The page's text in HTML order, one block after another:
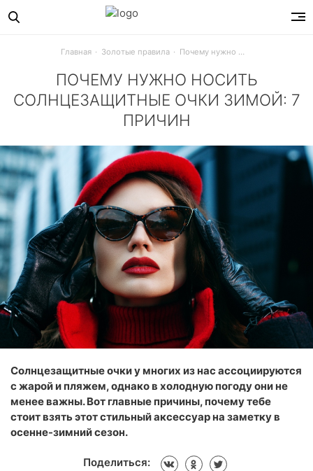
Главная Золотые правила
ПОЧЕМУ НУЖНО НОСИТЬ
СОЛНЦЕЗАЩИТНЫЕ ОЧКИ ЗИМОЙ: 7
ПРИЧИН
Солнцезащитные очки, вероятно, не первое, что
Солнцезащитные очки у многих из нас ассоциируются
с жарой и пляжем, однако в холодную погоду они не
менее важны. Вот главные причины, почему тебе
стоит взять этот стильный аксессуар на заметку в
осенне-зимний сезон.
Поделиться: